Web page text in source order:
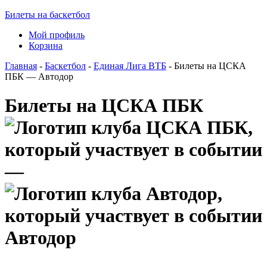
Билеты на баскетбол
Мой профиль
Корзина
Главная - Баскетбол - Единая Лига ВТБ - Билеты на ЦСКА
ПБК — Автодор
Билеты на ЦСКА ПБК
—
Автодор